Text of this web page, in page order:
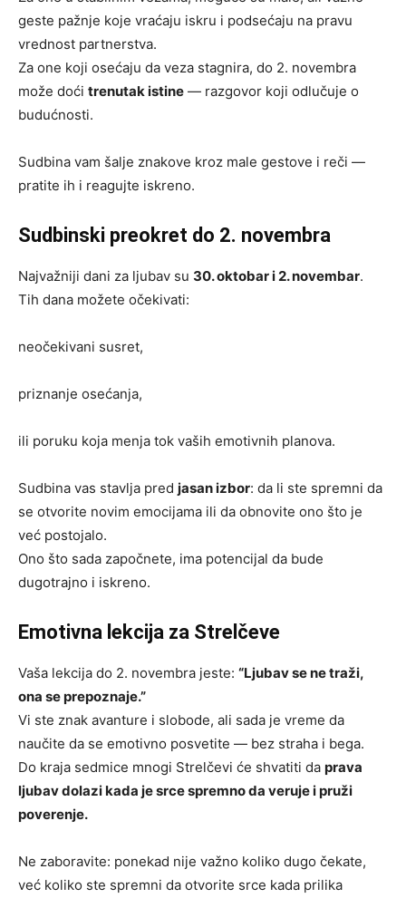
geste pažnje koje vraćaju iskru i podsećaju na pravu
vrednost partnerstva.
Za one koji osećaju da veza stagnira, do 2. novembra
može doći trenutak istine — razgovor koji odlučuje o
budućnosti.
Sudbina vam šalje znakove kroz male gestove i reči —
pratite ih i reagujte iskreno.
Sudbinski preokret do 2. novembra
Najvažniji dani za ljubav su 30. oktobar i 2. novembar.
Tih dana možete očekivati:
neočekivani susret,
priznanje osećanja,
ili poruku koja menja tok vaših emotivnih planova.
Sudbina vas stavlja pred jasan izbor: da li ste spremni da
se otvorite novim emocijama ili da obnovite ono što je
već postojalo.
Ono što sada započnete, ima potencijal da bude
dugotrajno i iskreno.
Emotivna lekcija za Strelčeve
Vaša lekcija do 2. novembra jeste: “Ljubav se ne traži,
ona se prepoznaje.”
Vi ste znak avanture i slobode, ali sada je vreme da
naučite da se emotivno posvetite — bez straha i bega.
Do kraja sedmice mnogi Strelčevi će shvatiti da prava
ljubav dolazi kada je srce spremno da veruje i pruži
poverenje.
Ne zaboravite: ponekad nije važno koliko dugo čekate,
već koliko ste spremni da otvorite srce kada prilika